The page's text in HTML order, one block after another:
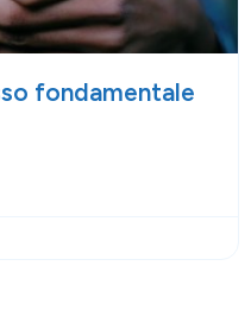
fondamentale